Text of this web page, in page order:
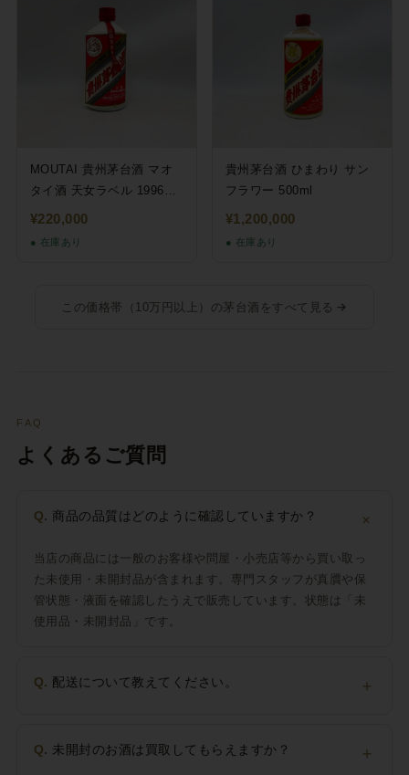
MOUTAI 貴州茅台酒 マオ
タイ酒 天女ラベル 1996
500ml
¥220,000
● 在庫あり
貴州茅台酒 ひまわり サン
フラワー 500ml
¥1,200,000
● 在庫あり
この価格帯（10万円以上）の茅台酒をすべて見る
FAQ
よくあるご質問
Q. 商品の品質はどのように確認していますか？ ＋
当店の商品には一般のお客様や問屋・小売店等から買い取っ
た未使用・未開封品が含まれます。専門スタッフが真贋や保
管状態・液面を確認したうえで販売しています。状態は「未
使用品・未開封品」です。
Q. 配送について教えてください。 ＋
Q. 未開封のお酒は買取してもらえますか？ ＋